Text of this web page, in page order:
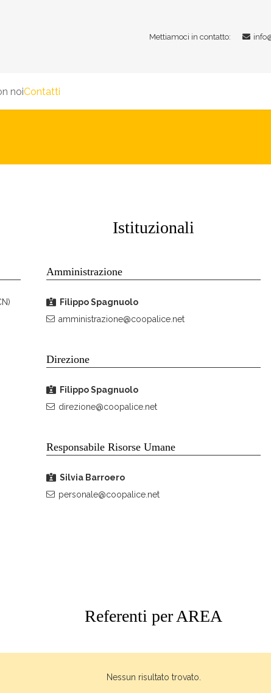
Mettiamoci in contatto:
noiContatti
Istituzionali
Amministrazione
Filippo Spagnuolo
amministrazione@coopalice.net
Direzione
Filippo Spagnuolo
direzione@coopalice.net
Responsabile Risorse Umane
Silvia Barroero
personale@coopalice.net
Referenti per AREA
Nessun risultato trovato.